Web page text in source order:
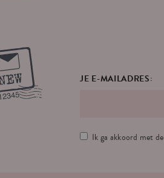
JE E-MAILADRES:
Ik ga akkoord met de